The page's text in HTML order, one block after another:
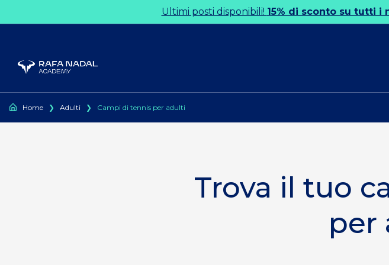
Ultimi posti disponibili! 15% di sconto su tutti i
Home ❯ Adulti ❯ Campi di tennis per adulti
Trova il tuo
per